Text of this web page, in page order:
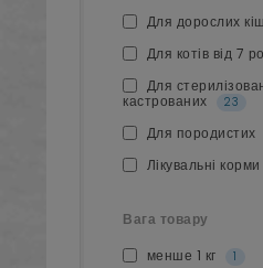
Для дорослих
Для котів від 7
Для
кастрованих
23
Для породистих
Лікувальні корми
Вага товару
менше 1 кг
1